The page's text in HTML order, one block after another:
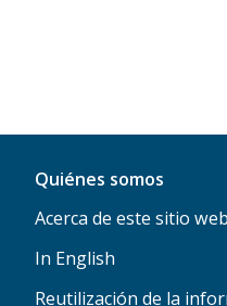
Quiénes somos
Acerca de este sitio web
In English
Reutilización de la